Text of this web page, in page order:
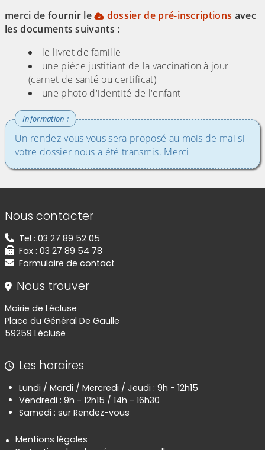
merci de fournir le
dossier de pré-inscriptions avec
les documents suivants :
le livret de famille
une pièce justifiant de la vaccination à jour
(carnet de santé ou certificat)
une photo d'identité de l'enfant
Un rendez-vous vous sera proposé au mois de mai si
votre dossier nous a été transmis. Merci
Informations de contact
Nous contacter
Tel : 03 27 89 52 05
Fax : 03 27 89 54 78
Formulaire de contact
Nous trouver
Mairie de Lécluse
Place du Général De Gaulle
59259 Lécluse
Les horaires
Lundi / Mardi / Mercredi / Jeudi : 9h - 12h15
Vendredi : 9h - 12h15 / 14h - 16h30
Samedi : sur Rendez-vous
Informations réglementaires
Mentions légales